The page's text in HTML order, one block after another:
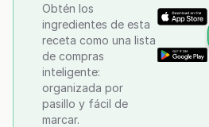
Obtén los
ingredientes de esta
receta como una lista
de compras
inteligente:
organizada por
pasillo y fácil de
marcar.